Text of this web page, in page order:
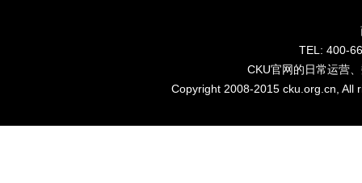
TEL: 400-
CKU官网的日常运营
Copyright 2008-2015 cku.org.cn,